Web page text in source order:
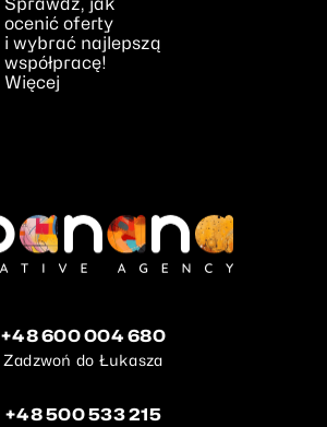
ocenić oferty
i wybrać najlepszą
współpracę!
Więcej
+48 600 004 680
Zadzwoń do Łukasza
+48 500 533 215